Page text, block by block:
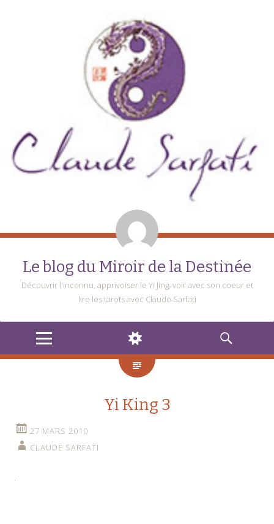
Le blog du Miroir de la Destinée
Découvrir l'inconnu, apprivoiser le Yi Jing, voir avec son coeur et
lire les tarots avec Claude Sarfati
MENU
WIDGETS
RECHERCHE
Yi King 3
27 MARS 2010
CLAUDE SARFATI